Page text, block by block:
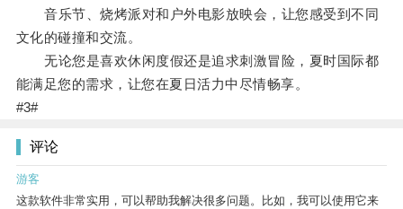
音乐节、烧烤派对和户外电影放映会，让您感受到不同
文化的碰撞和交流。
无论您是喜欢休闲度假还是追求刺激冒险，夏时国际都
能满足您的需求，让您在夏日活力中尽情畅享。
#3#
评论
游客
这款软件非常实用，可以帮助我解决很多问题。比如，我可以使用它来